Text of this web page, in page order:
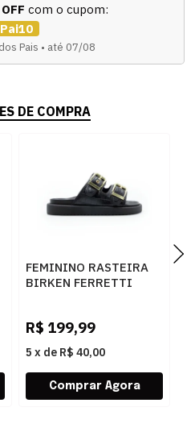
com o cupom:
Pai10
Pais • até 07/08
DE COMPRA
FEMININO RASTEIRA
BIRKEN FERRETTI
R$ 199,99
5 x de R$ 40,00